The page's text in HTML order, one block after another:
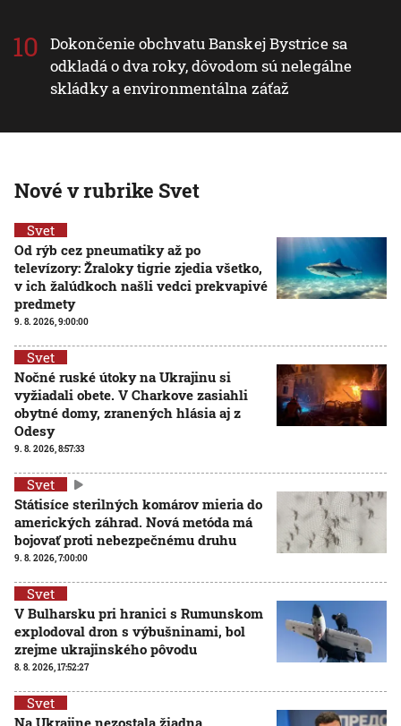
Dokončenie obchvatu Banskej Bystrice sa
odkladá o dva roky, dôvodom sú nelegálne
skládky a environmentálna záťaž
Nové v rubrike Svet
Svet
Od rýb cez pneumatiky až po
televízory: Žraloky tigrie zjedia všetko,
v ich žalúdkoch našli vedci prekvapivé
predmety
9. 8. 2026, 9:00:00
Svet
Nočné ruské útoky na Ukrajinu si
vyžiadali obete. V Charkove zasiahli
obytné domy, zranených hlásia aj z
Odesy
9. 8. 2026, 8:57:33
Svet
Státisíce sterilných komárov mieria do
amerických záhrad. Nová metóda má
bojovať proti nebezpečnému druhu
9. 8. 2026, 7:00:00
Svet
V Bulharsku pri hranici s Rumunskom
explodoval dron s výbušninami, bol
zrejme ukrajinského pôvodu
8. 8. 2026, 17:52:27
Svet